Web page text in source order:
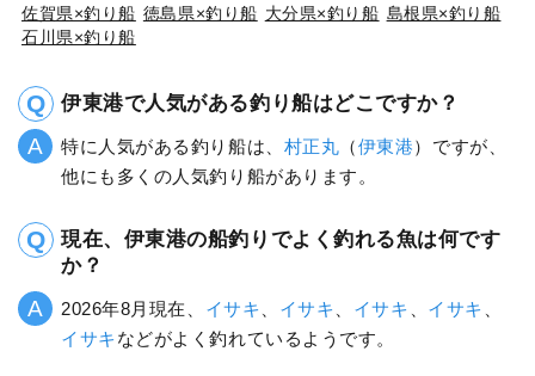
佐賀県×釣り船 徳島県×釣り船 大分県×釣り船 島根県×釣り船
石川県×釣り船
伊東港で人気がある釣り船はどこですか？
特に人気がある釣り船は、 村正丸 （伊東港）ですが、
他にも多くの人気釣り船があります。
現在、伊東港の船釣りでよく釣れる魚は何です
か？
2026年8月現在、 イサキ イサキ イサキ イサキ
イサキなどがよく釣れているようです。